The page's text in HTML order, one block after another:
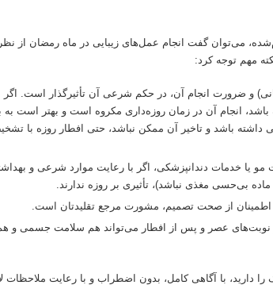
می‌توان گفت انجام عمل‌های زیبایی در ماه رمضان از نظر
مهم توجه کرد:
و ضرورت انجام آن، در حکم شرعی آن تأثیرگذار است.
انجام آن در زمان روزه‌داری مکروه است و بهتر است به
داشته باشد و تاخیر آن ممکن نباشد، حتی افطار روزه با
مو یا خدمات دندانپزشکی، اگر با رعایت موارد شرعی و
بی‌حسی مغذی نباشد)، تأثیری بر روزه ندارند.
اطمینان از صحت تصمیم، مشورت مرجع تقلیدتان است.
نوبت‌های عصر و پس از افطار می‌تواند هم سلامت جسمی و
را دارید، با آگاهی کامل، بدون اضطراب و با رعایت ملاحظات